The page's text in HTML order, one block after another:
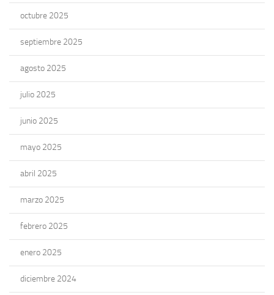
octubre 2025
septiembre 2025
agosto 2025
julio 2025
junio 2025
mayo 2025
abril 2025
marzo 2025
febrero 2025
enero 2025
diciembre 2024